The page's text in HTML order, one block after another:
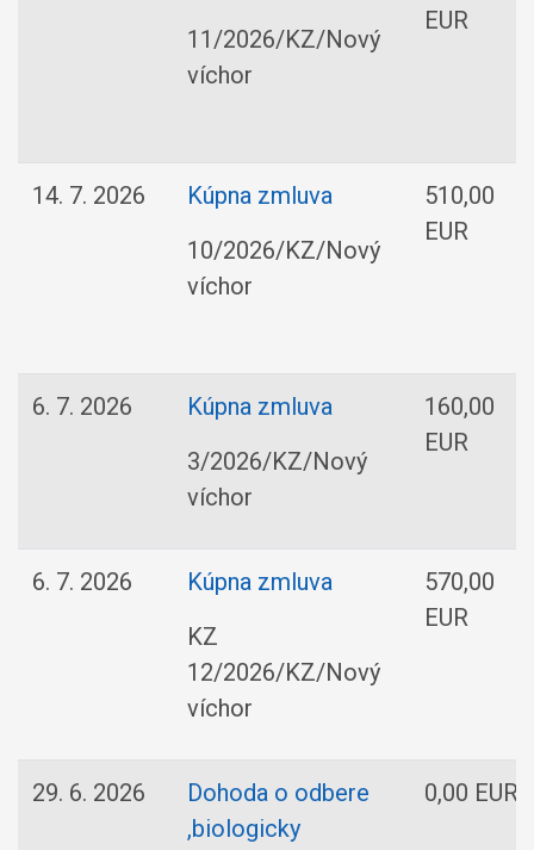
11/2026/KZ/Nový
víchor
EUR
14. 7. 2026
Kúpna zmluva
10/2026/KZ/Nový
víchor
510,00
EUR
6. 7. 2026
Kúpna zmluva
3/2026/KZ/Nový
víchor
160,00
EUR
6. 7. 2026
Kúpna zmluva
KZ
12/2026/KZ/Nový
víchor
570,00
EUR
29. 6. 2026
Dohoda o odbere
,biologicky
0,00 EUR